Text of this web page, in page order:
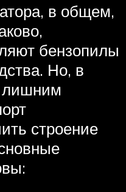
в общем,
бензопилы
Но, в
лишним
строение